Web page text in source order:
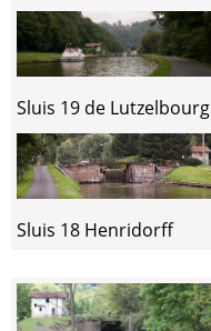
Sluis 19 de Lutzelbourg
Sluis 18 Henridorff